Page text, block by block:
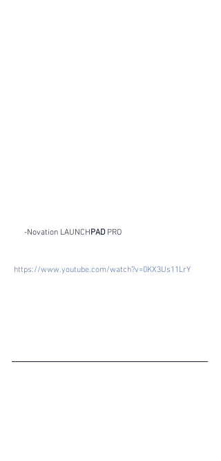
      -Novation LAUNCH
PAD PRO
https://www.youtube.com/watch?v=0KX3Us11LrY